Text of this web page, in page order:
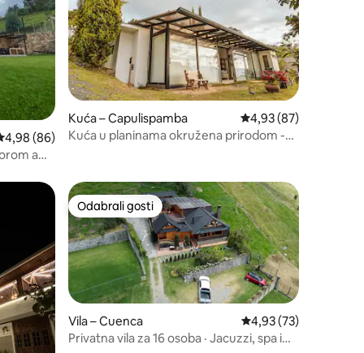
ocjena: 4,98/5, recenzija: 86
4,98 (86)
a
Kuća – Capulispamba Prosječna ocjena:
4,93 (87)
Kuća u planinama okružena prirodom -
„Odabrali gosti”
Odabrali gosti
Odabrali gosti
Vila – Cuenca Prosječna ocjena:
4,93 (73)
Privatna vila za 16 osoba · Jacuzzi, spa i